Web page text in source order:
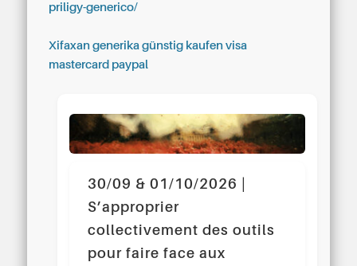
priligy-generico/
Xifaxan generika günstig kaufen visa
mastercard paypal
30/09 & 01/10/2026 |
S’approprier
collectivement des outils
pour faire face aux